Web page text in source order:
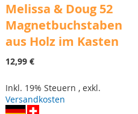
Melissa & Doug 52
Magnetbuchstaben
aus Holz im Kasten
12,99 €
Inkl. 19% Steuern ,exkl.
Versandkosten